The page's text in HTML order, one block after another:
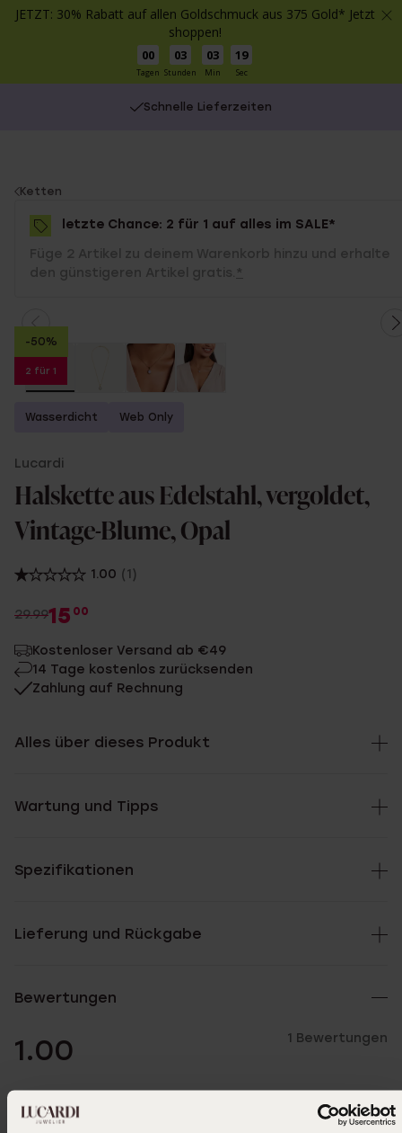
JETZT: 30% Rabatt auf allen Goldschmuck aus 375 Gold* Jetzt
shoppen!
00
Tagen
03
Stunden
03
Min
19
Sec
Schnelle Lieferzeiten
You
are
here:
Ketten
letzte Chance: 2 für 1 auf alles im SALE*
Füge 2 Artikel zu deinem Warenkorb hinzu und erhalte
den günstigeren Artikel gratis. *
-50%
2 für 1
Wasserdicht Web Only
Lucardi
Halskette aus Edelstahl, vergoldet,
Vintage-Blume, Opal
1.00 (1)
29.9915 00
Kostenloser Versand ab €49
14 Tage kostenlos zurücksenden
Zahlung auf Rechnung
Alles über dieses Produkt
Wartung und Tipps
Spezifikationen
Lieferung und Rückgabe
Bewertungen
1.00 1 Bewertungen
0.0%